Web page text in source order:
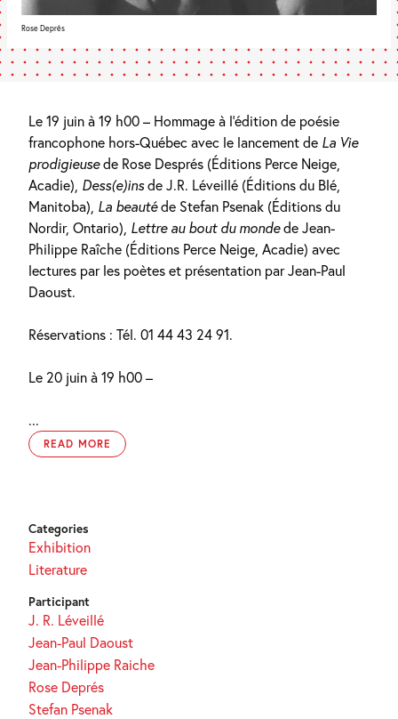
Rose Deprés
Le 19 juin à 19 h00 – Hommage à l’édition de poésie
francophone hors-Québec avec le lancement de La Vie
prodigieusede Rose Després (Éditions Perce Neige,
Acadie), Dess(e)insde J.R. Léveillé (Éditions du Blé,
Manitoba), La beautéde Stefan Psenak (Éditions du
Nordir, Ontario), Lettre au bout du mondede Jean-
Philippe Raîche (Éditions Perce Neige, Acadie) avec
lectures par les poètes et présentation par Jean-Paul
Daoust.
Réservations : Tél. 01 44 43 24 91.
Le 20 juin à 19 h00 –
...
READ MORE
Categories
Exhibition
Literature
Participant
J. R. Léveillé
Jean-Paul Daoust
Jean-Philippe Raiche
Rose Deprés
Stefan Psenak